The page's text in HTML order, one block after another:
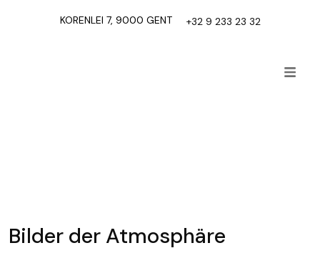
KORENLEI 7, 9000 GENT +32 9 233 23 32
Bilder der Atmosphäre